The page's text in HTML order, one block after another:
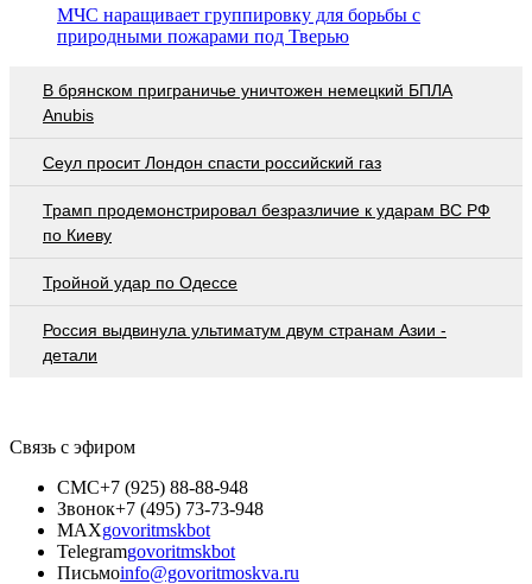
МЧС наращивает группировку для борьбы с
природными пожарами под Тверью
В брянском приграничье уничтожен немецкий БПЛА
Anubis
Сеул просит Лондон спасти российский газ
Трамп продемонстрировал безразличие к ударам ВС РФ
по Киеву
Тройной удар по Одессe
Россия выдвинула ультиматум двум странам Азии -
детали
Связь с эфиром
СМС+7 (925) 88-88-948
Звонок+7 (495) 73-73-948
MAXgovoritmskbot
Telegramgovoritmskbot
Письмоinfo@govoritmoskva.ru